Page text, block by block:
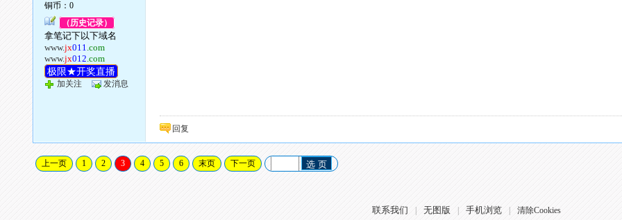
铜币：0
（历史记录）
拿笔记下以下域名
www.jx011.com
www.jx012.com
极限★开奖直播
加关注 发消息
回复
上一页 1 2 3 4 5 6 末页 下一页 选 页
联系我们 无图版 手机浏览
清除Cookies